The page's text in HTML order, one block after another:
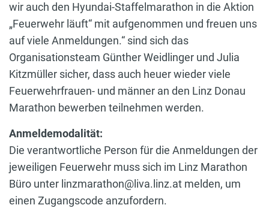
wir auch den Hyundai-Staffelmarathon in die Aktion
„Feuerwehr läuft“ mit aufgenommen und freuen uns
auf viele Anmeldungen.“ sind sich das
Organisationsteam Günther Weidlinger und Julia
Kitzmüller sicher, dass auch heuer wieder viele
Feuerwehrfrauen- und männer an den Linz Donau
Marathon bewerben teilnehmen werden.
Anmeldemodalität:
Die verantwortliche Person für die Anmeldungen der
jeweiligen Feuerwehr muss sich im Linz Marathon
Büro unter linzmarathon@liva.linz.at melden, um
einen Zugangscode anzufordern.